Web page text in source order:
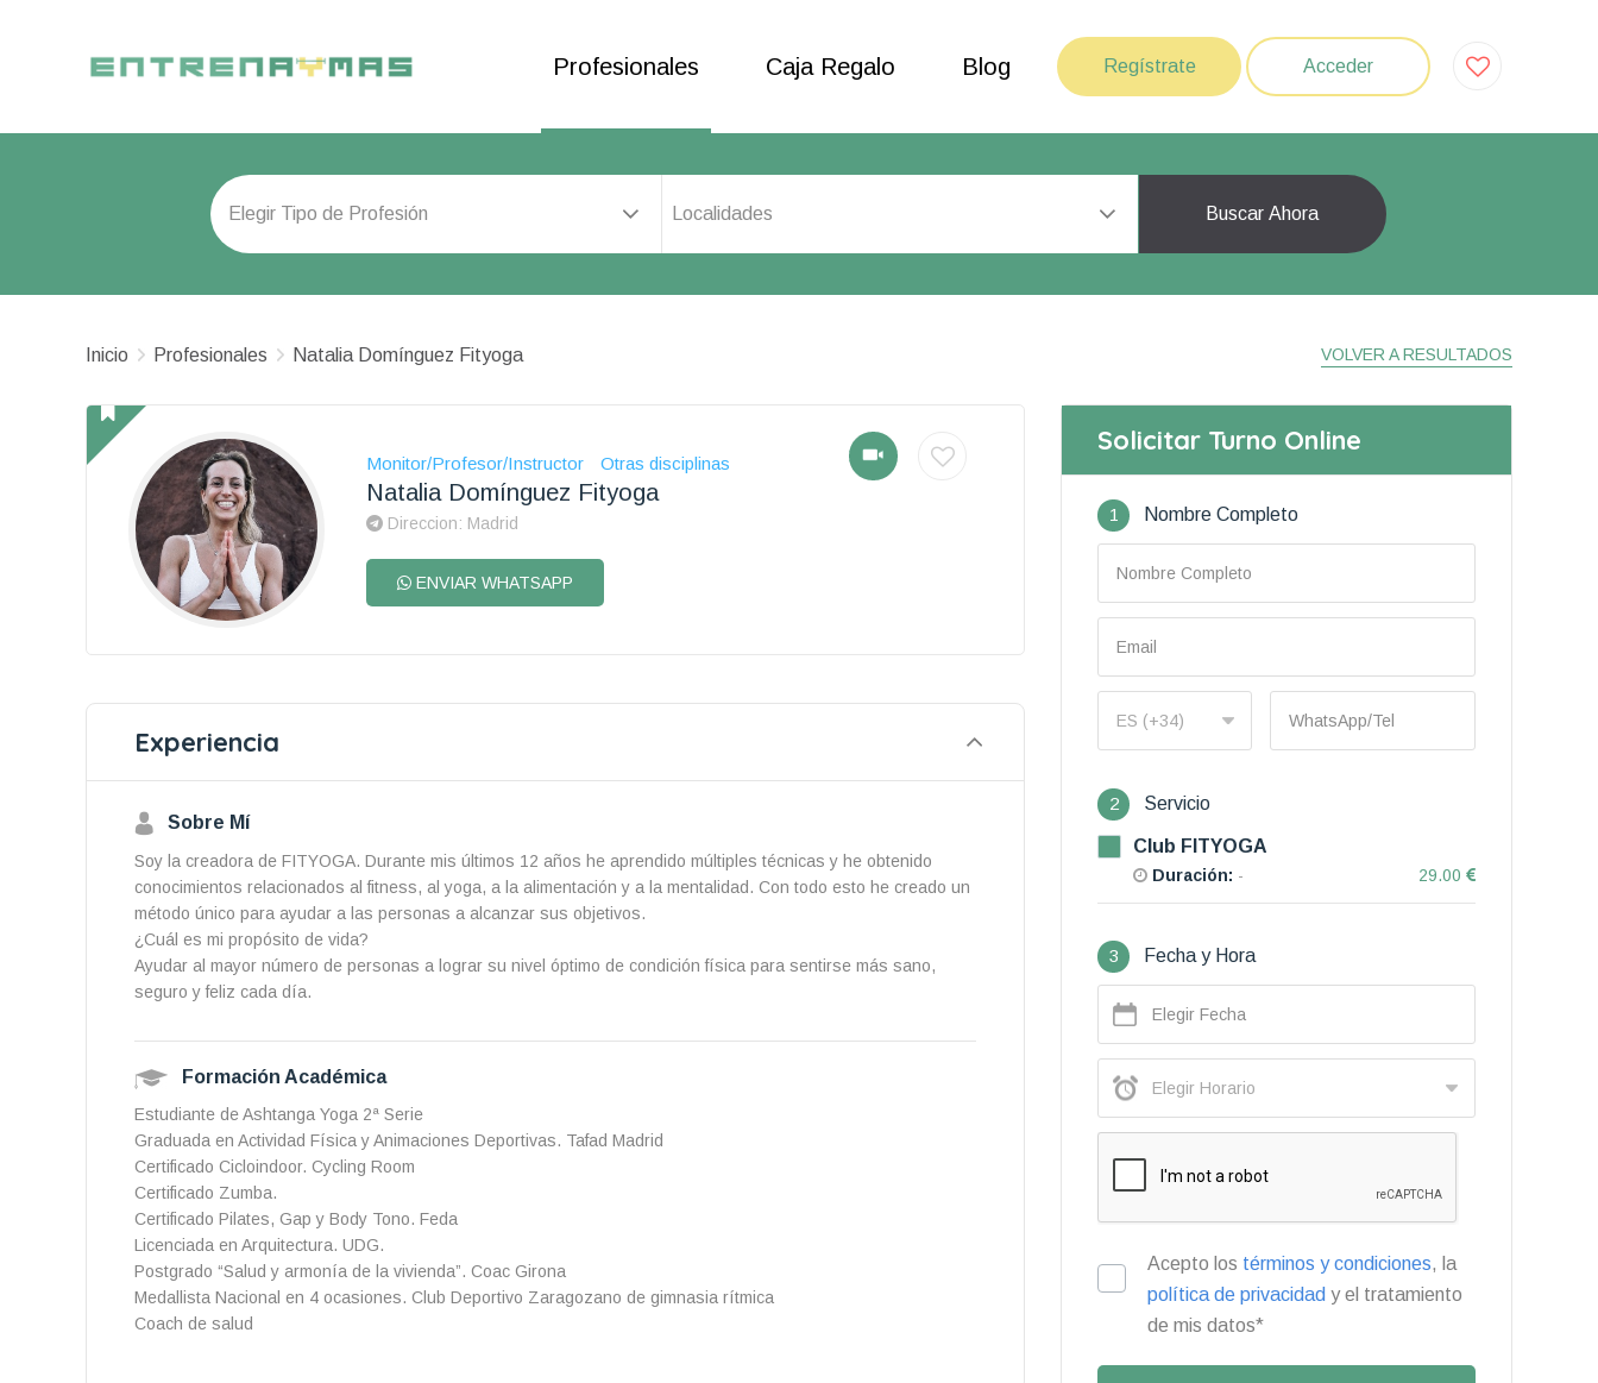
Profesionales Caja Regalo Blog Regístrate Acceder
Localidades Buscar Ahora
Inicio Profesionales Natalia Domínguez Fityoga VOLVER A RESULTADOS
Monitor/Profesor/Instructor Otras disciplinas
Natalia Domínguez Fityoga
Direccion: Madrid
ENVIAR WHATSAPP
Experiencia
Sobre Mí
Soy la creadora de FITYOGA. Durante mis últimos 12 años he aprendido múltiples técnicas y he obtenido
conocimientos relacionados al fitness, al yoga, a la alimentación y a la mentalidad. Con todo esto he creado un
método único para ayudar a las personas a alcanzar sus objetivos.
¿Cuál es mi propósito de vida?
Ayudar al mayor número de personas a lograr su nivel óptimo de condición física para sentirse más sano,
seguro y feliz cada día.
Formación Académica
Estudiante de Ashtanga Yoga 2ª Serie
Graduada en Actividad Física y Animaciones Deportivas. Tafad Madrid
Certificado Cicloindoor. Cycling Room
Certificado Zumba.
Certificado Pilates, Gap y Body Tono. Feda
Licenciada en Arquitectura. UDG.
Postgrado “Salud y armonía de la vivienda”. Coac Girona
Medallista Nacional en 4 ocasiones. Club Deportivo Zaragozano de gimnasia rítmica
Coach de salud
Solicitar Turno Online
1 Nombre Completo
2 Servicio
Club FITYOGA
Duración: - 29.00
3 Fecha y Hora
Acepto los términos y condiciones, la
política de privacidad y el tratamiento
de mis datos*